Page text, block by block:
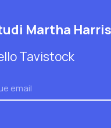
Martha Harris
Tavistock